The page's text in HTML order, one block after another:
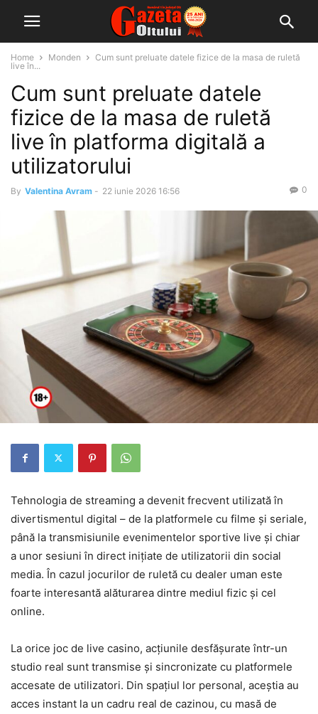
Home Monden
Cum sunt preluate datele fizice de la masa de ruletă
live în...
Cum sunt preluate datele
fizice de la masa de ruletă
live în platforma digitală a
utilizatorului
By Valentina Avram - 22 iunie 2026 16:56 0
Tehnologia de streaming a devenit frecvent utilizată în
divertismentul digital – de la platformele cu filme și seriale,
până la transmisiunile evenimentelor sportive live și chiar
a unor sesiuni în direct inițiate de utilizatorii din social
media. În cazul jocurilor de ruletă cu dealer uman este
foarte interesantă alăturarea dintre mediul fizic și cel
online.
La orice joc de live casino, acțiunile desfășurate într-un
studio real sunt transmise și sincronizate cu platformele
accesate de utilizatori. Din spațiul lor personal, aceștia au
acces instant la un cadru real de cazinou, cu masă de